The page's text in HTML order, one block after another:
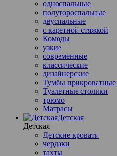
односпальные
полутороспальные
двуспальные
с каретной стяжкой
Комоды
узкие
современные
классические
дизайнерские
Тумбы прикроватные
Туалетные столики
трюмо
Матрасы
Детская
Детская
Детские кровати
чердаки
тахты